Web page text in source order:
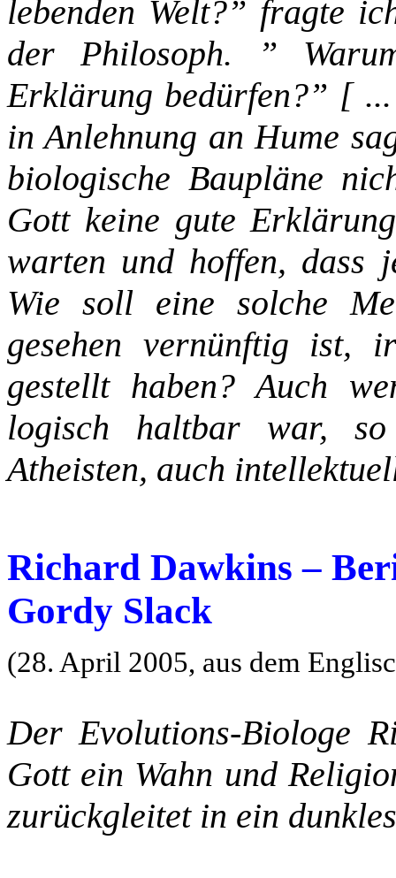
lebenden Welt?” fragte
der Philosoph. ”
Erklärung bedürfen?” [
in Anlehnung an Hume
biologische Baupläne
Gott keine gute
warten und hoffen, dass
Wie soll eine solche
gesehen vernünftig ist,
gestellt haben? Auch
logisch haltbar war,
Atheisten, auch
Richard Dawkins –
Gordy Slack
(28. April 2005, aus dem
Der Evolutions-Biologe
Gott ein Wahn und
zurückgleitet in ein